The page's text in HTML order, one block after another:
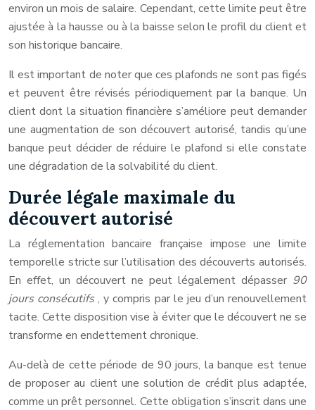
environ un mois de salaire. Cependant, cette limite peut être
ajustée à la hausse ou à la baisse selon le profil du client et
son historique bancaire.
Il est important de noter que ces plafonds ne sont pas figés
et peuvent être révisés périodiquement par la banque. Un
client dont la situation financière s’améliore peut demander
une augmentation de son découvert autorisé, tandis qu’une
banque peut décider de réduire le plafond si elle constate
une dégradation de la solvabilité du client.
Durée légale maximale du
découvert autorisé
La réglementation bancaire française impose une limite
temporelle stricte sur l’utilisation des découverts autorisés.
En effet, un découvert ne peut légalement dépasser 90
jours consécutifs, y compris par le jeu d’un renouvellement
tacite. Cette disposition vise à éviter que le découvert ne se
transforme en endettement chronique.
Au-delà de cette période de 90 jours, la banque est tenue
de proposer au client une solution de crédit plus adaptée,
comme un prêt personnel. Cette obligation s’inscrit dans une